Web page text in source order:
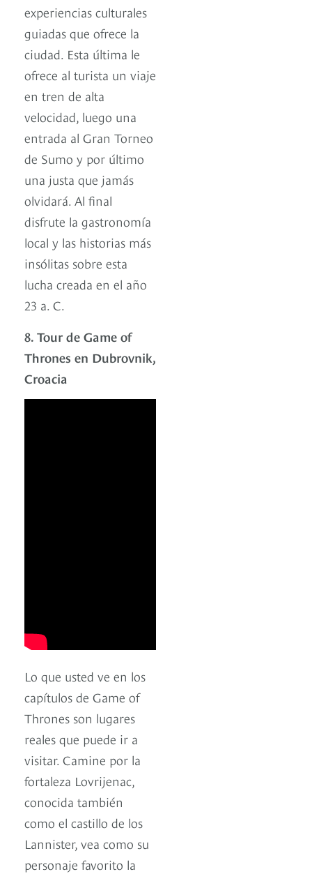
experiencias culturales
guiadas que ofrece la
ciudad. Esta última le
ofrece al turista un viaje
en tren de alta
velocidad, luego una
entrada al Gran Torneo
de Sumo y por último
una justa que jamás
olvidará. Al final
disfrute la gastronomía
local y las historias más
insólitas sobre esta
lucha creada en el año
23 a. C.
8. Tour de Game of
Thrones en Dubrovnik,
Croacia
Lo que usted ve en los
capítulos de Game of
Thrones son lugares
reales que puede ir a
visitar. Camine por la
fortaleza Lovrijenac,
conocida también
como el castillo de los
Lannister, vea como su
personaje favorito la